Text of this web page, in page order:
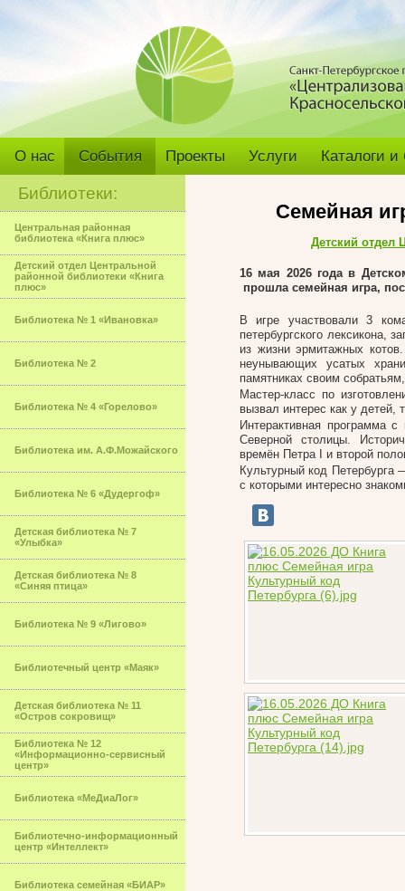
О нас События Проекты Услуги Каталоги
Библиотеки:
Центральная районная
библиотека «Книга плюс»
Детский отдел Центральной
районной библиотеки «Книга
плюс»
Библиотека № 1 «Ивановка»
Библиотека № 2
Библиотека № 4 «Горелово»
Библиотека им. А.Ф.Можайского
Библиотека № 6 «Дудергоф»
Детская библиотека № 7
«Улыбка»
Детская библиотека № 8
«Синяя птица»
Библиотека № 9 «Лигово»
Библиотечный центр «Маяк»
Детская библиотека № 11
«Остров сокровищ»
Библиотека № 12
«Информационно-сервисный
центр»
Библиотека «МеДиаЛог»
Библиотечно-информационный
центр «Интеллект»
Библиотека семейная «БИАР»
Семейная
Детский отдел
16 мая 2026 года в
прошла семейная игра,
В игре участвовали 3
петербургского лексикона,
из жизни эрмитажных
неунывающих усатых
памятниках своим
Мастер-класс по
вызвал интерес как у детей,
Интерактивная программа
Северной столицы.
времён Петра I и второй
Культурный код Петербурга
с которыми интересно